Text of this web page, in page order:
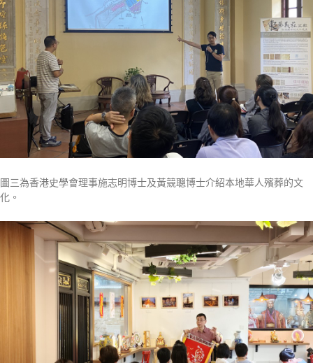
圖三為香港史學會理事施志明博士及黃競聰博士介紹本地華人殯葬的文
化。